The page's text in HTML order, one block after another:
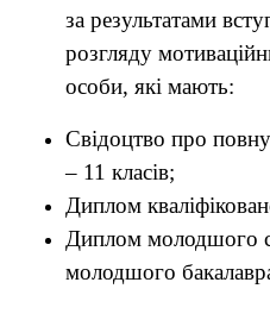
за результатами
розгляду
особи, які мають:
Свідоцтво про
– 11 класів;
Диплом
Диплом молодшого
молодшого